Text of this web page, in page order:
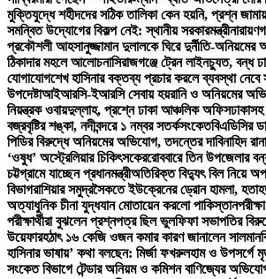
মুক্তিযুদ্ধে শহীদদের সঠিক তালিকা কেন হয়নি, প্রশ্ন
সমন্বিত উদ্যোগের বিকল্প নেই: স্থানীয় সরকারমন্ত্রী
প্রকৌশলী আহসানুজ্জামান দুলালকে ঘিরে দুর্নীতি-
ঠিকাদার মহলে আলোচনাসিরাজগঞ্জে ট্রেন লাইনচ্যুত, বন্ধ
যোগাযোগশেখ হাসিনার বক্তব্য প্রচার করলে ব্যবস্থা নেবে
উপদেষ্টাআইআরসি-ইআরসি সেবায় হয়রানি ও অনিয়মের
নিয়ন্ত্রক ওবায়দুল্লাহ, প্রশ্নে ঢাকা আঞ্চলিক অফিস
বজ্রবৃষ্টির শঙ্কা, নদীবন্দরে ১ নম্বর সতর্কসংকেতবিএডিসির
পিডির বিরুদ্ধে অনিয়মের অভিযোগ, তদন্তের দাবিনাহিদ
‘ওষুধ’ অস্ট্রেলিয়ার চিকিৎসকেররোববারে তিন উপজেলার
চট্টগ্রামে যাচ্ছেন প্রধানমন্ত্রীঅতিরিক্ত বিদ্যুৎ বিল নিয়ে
বিভাগরাশিয়ার সমুদ্রসৈকতে ইউক্রেনের ড্রোন হামলা,
অত্যাধুনিক চীনা যুদ্ধযান মোতায়েন করলো পাকিস্তান
পরীক্ষার্থীরা বুঝলেন প্রশ্নপত্র ছিল ভুলফিফা সভাপতির
উয়েফারহঠাৎ ১৬ কেজি ওজন কমার কারণ জানালেন সালমান
হাসিনার ভাষায়’ কথা বলছেন: মির্জা ফখরুলহাম ও উপসর্গে
সংকেত বিভাগে টেন্ডার অনিয়ম ও কমিশন বাণিজ্যের